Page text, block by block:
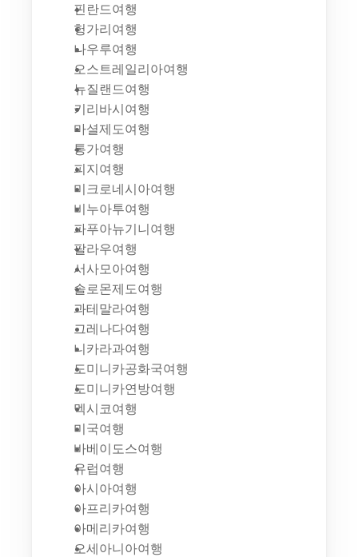
핀란드여행
헝가리여행
나우루여행
오스트레일리아여행
뉴질랜드여행
키리바시여행
마셜제도여행
통가여행
피지여행
미크로네시아여행
비누아투여행
파푸아뉴기니여행
팔라우여행
서사모아여행
솔로몬제도여행
과테말라여행
그레나다여행
니카라과여행
도미니카공화국여행
도미니카연방여행
멕시코여행
미국여행
바베이도스여행
유럽여행
아시아여행
아프리카여행
아메리카여행
오세아니아여행